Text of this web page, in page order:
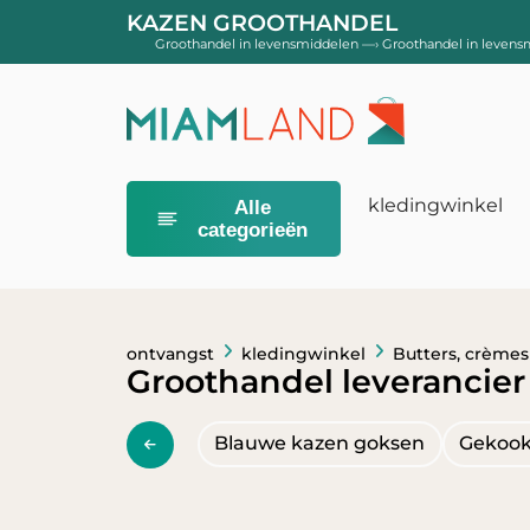
KAZEN GROOTHANDEL
Groothandel in levensmiddelen —› Groothandel in
Alle
categorieën
Luiers maat 3
Maat 5 en
Babymelk
kledingwinkel
ontvangst kledingwinkel Butters,
Groothandel
Blauwe kazen goksen